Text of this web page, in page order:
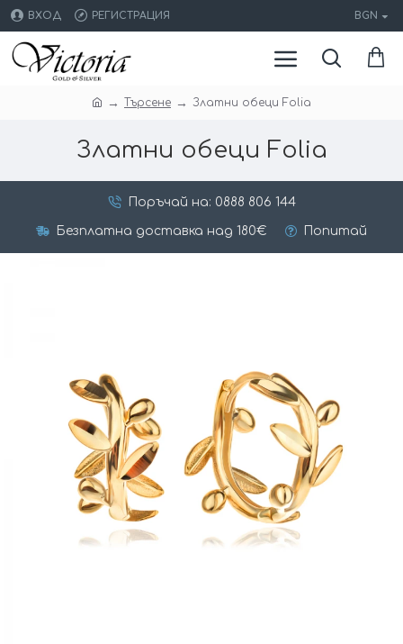
ВХОД РЕГИСТРАЦИЯ BGN
Търсене Златни обеци Folia
Златни обеци Folia
Поръчай на: 0888 806 144
Безплатна доставка над 180€ Попитай